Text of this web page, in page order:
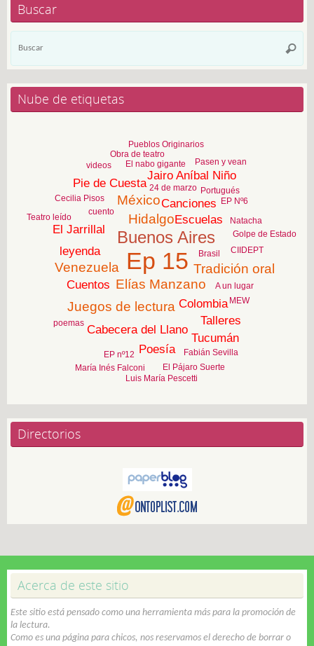
Buscar
Nube de etiquetas
Ep 15
Buenos Aires
Elías Manzano
Hidalgo
Juegos de lectura
México
Tradición oral
Venezuela
Cabecera del Llano
Canciones
Colombia
Cuentos
El Jarrillal
Escuelas
Jairo Aníbal Niño
leyenda
Pie de Cuesta
Poesía
Talleres
Tucumán
24 de marzo
A un lugar
Brasil
Cecilia Pisos
CIIDEPT
cuento
El nabo gigante
El Pájaro Suerte
EP nº12
EP Nº6
Fabián Sevilla
Golpe de Estado
Luis María Pescetti
María Inés Falconi
MEW
Natacha
Obra de teatro
Pasen y vean
poemas
Portugués
Pueblos Originarios
Teatro leído
videos
Directorios
Acerca de este sitio
Este sitio está pensado como una herramienta más para la promoción de
la lectura.
Como es una página para chicos, nos reservamos el derecho de borrar o